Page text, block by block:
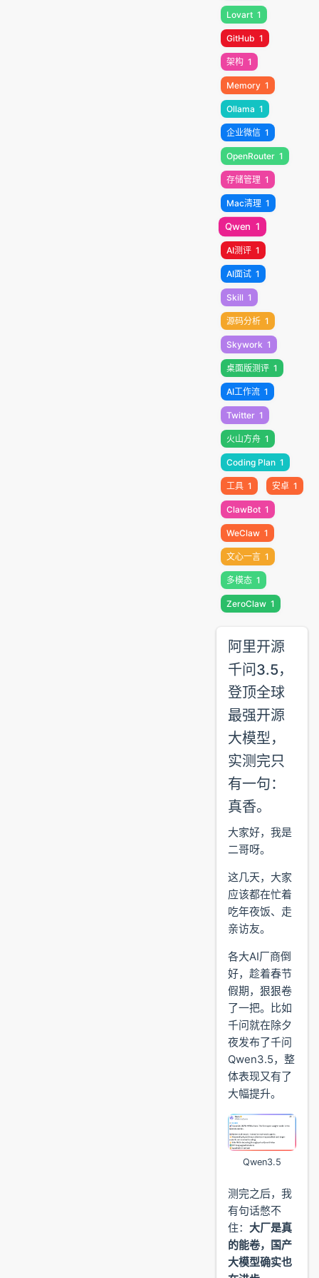
Lovart 1
GitHub 1
架构 1
Memory 1
Ollama 1
企业微信 1
OpenRouter 1
存储管理 1
Mac清理 1
Qwen 1
AI测评 1
AI面试 1
Skill 1
源码分析 1
Skywork 1
桌面版测评 1
AI工作流 1
Twitter 1
火山方舟 1
Coding Plan 1
工具 1 安卓 1
ClawBot 1
WeClaw 1
文心一言 1
多模态 1
ZeroClaw 1
阿里开源
千问3.5，
登顶全球
最强开源
大模型，
实测完只
有一句：
真香。
大家好，我是
二哥呀。
这几天，大家
应该都在忙着
吃年夜饭、走
亲访友。
各大AI厂商倒
好，趁着春节
假期，狠狠卷
了一把。比如
千问就在除夕
夜发布了千问
Qwen3.5，整
体表现又有了
大幅提升。
Qwen3.5
测完之后，我
有句话憋不
住： 大厂是真
的能卷，国产
大模型确实也